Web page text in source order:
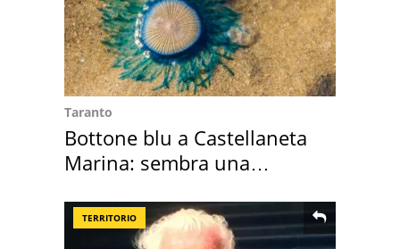
Taranto
Bottone blu a Castellaneta
Marina: sembra una
TERRITORIO